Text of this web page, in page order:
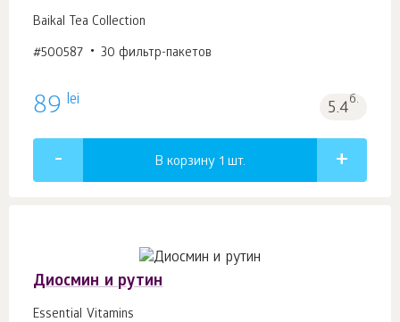
Baikal Tea Collection
#500587 30 фильтр-пакетов
89 lei 5.4б.
В корзину 1 шт.
Диосмин и рутин
Essential Vitamins